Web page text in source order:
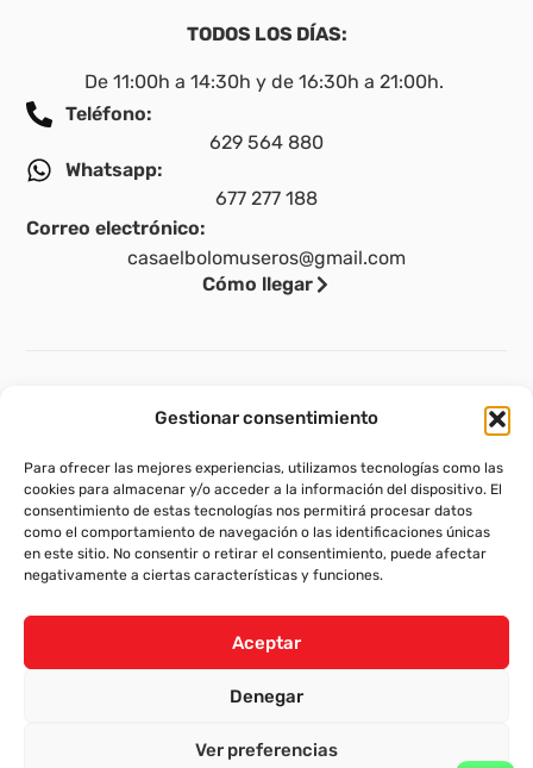
Gestionar consentimiento
Para ofrecer las mejores experiencias, utilizamos tecnologías como las
cookies para almacenar y/o acceder a la información del dispositivo. El
consentimiento de estas tecnologías nos permitirá procesar datos
como el comportamiento de navegación o las identificaciones únicas
en este sitio. No consentir o retirar el consentimiento, puede afectar
negativamente a ciertas características y funciones.
Aceptar
Denegar
Ver preferencias
TODOS LOS DÍAS:
De 11:00h a 14:30h y de 16:30h a 21:00h.
Teléfono:
629 564 880
Whatsapp:
677 277 188
Correo electrónico:
casaelbolomuseros@gmail.com
Cómo llegar
Política de privacidad
Política de cookies (UE)
Política de envíos y devoluciones